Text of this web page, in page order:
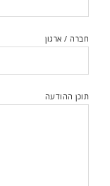
חברה / ארגון
תוכן ההודעה